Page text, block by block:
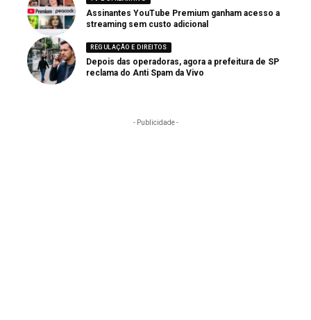
Assinantes YouTube Premium ganham acesso a
streaming sem custo adicional
REGULAÇÃO E DIREITOS
Depois das operadoras, agora a prefeitura de SP
reclama do Anti Spam da Vivo
- Publicidade -